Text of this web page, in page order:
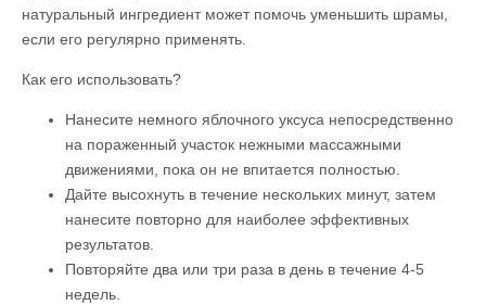
натуральный ингредиент может помочь уменьшить шрамы,
если его регулярно применять.
Как его использовать?
Нанесите немного яблочного уксуса непосредственно
на пораженный участок нежными массажными
движениями, пока он не впитается полностью.
Дайте высохнуть в течение нескольких минут, затем
нанесите повторно для наиболее эффективных
результатов.
Повторяйте два или три раза в день в течение 4-5
недель.